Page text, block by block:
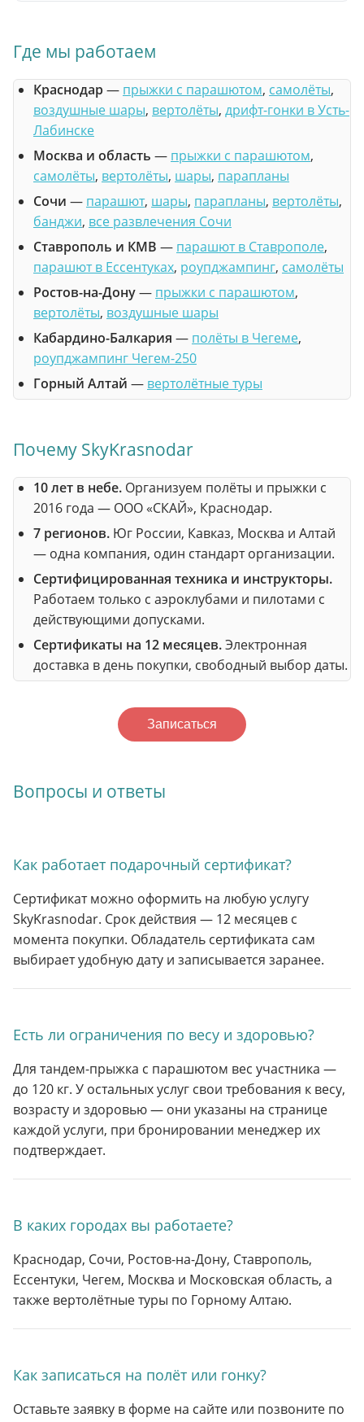
Где мы работаем
Краснодар— прыжки с парашютом, самолёты,
воздушные шары, вертолёты, дрифт-гонки в Усть-
Лабинске
Москва и область — прыжки с парашютом,
самолёты, вертолёты, шары, парапланы
Сочи — парашют, шары, парапланы, вертолёты,
банджи, все развлечения Сочи
Ставрополь и КМВ — парашют в Ставрополе,
парашют в Ессентуках, роупджампинг, самолёты
Ростов-на-Дону— прыжки с парашютом,
вертолёты, воздушные шары
Кабардино-Балкария — полёты в Чегеме,
роупджампинг Чегем-250
Горный Алтай — вертолётные туры
Почему SkyKrasnodar
10 лет в небе. Организуем полёты и прыжки с
2016 года — ООО «СКАЙ», Краснодар.
7 регионов. Юг России, Кавказ, Москва и Алтай
— одна компания, один стандарт организации.
Сертифицированная техника и инструкторы.
Работаем только с аэроклубами и пилотами с
действующими допусками.
Сертификаты на 12 месяцев.Электронная
доставка в день покупки, свободный выбор даты.
Записаться
Вопросы и ответы
Как работает подарочный сертификат?
Сертификат можно оформить на любую услугу
SkyKrasnodar. Срок действия — 12 месяцев с
момента покупки. Обладатель сертификата сам
выбирает удобную дату и записывается заранее.
Есть ли ограничения по весу и здоровью?
Для тандем-прыжка с парашютом вес участника —
до 120 кг. У остальных услуг свои требования к весу,
возрасту и здоровью — они указаны на странице
каждой услуги, при бронировании менеджер их
подтверждает.
В каких городах вы работаете?
Краснодар, Сочи, Ростов-на-Дону, Ставрополь,
Ессентуки, Чегем, Москва и Московская область, а
также вертолётные туры по Горному Алтаю.
Как записаться на полёт или гонку?
Оставьте заявку в форме на сайте или позвоните по